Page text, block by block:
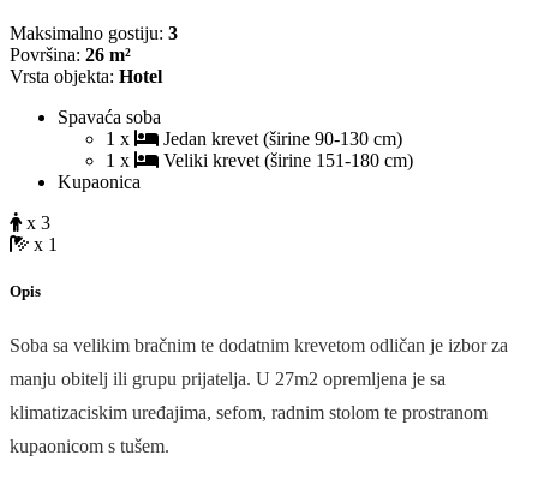
Maksimalno gostiju: 3
Površina: 26 m²
Vrsta objekta: Hotel
Spavaća soba
1 x
Jedan krevet (širine 90-130 cm)
1 x
Veliki krevet (širine 151-180 cm)
Kupaonica
x 3
x 1
Opis
Soba sa velikim bračnim te dodatnim krevetom odličan je izbor za
manju obitelj ili grupu prijatelja. U 27m2 opremljena je sa
klimatizaciskim uređajima, sefom, radnim stolom te prostranom
kupaonicom s tušem.